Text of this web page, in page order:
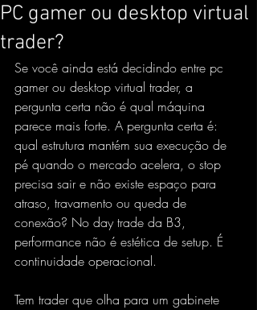
PC gamer ou desktop virtual
trader?
Se você ainda está decidindo entre pc
gamer ou desktop virtual trader, a
pergunta certa não é qual máquina
parece mais forte. A pergunta certa é:
qual estrutura mantém sua execução de
pé quando o mercado acelera, o stop
precisa sair e não existe espaço para
atraso, travamento ou queda de
conexão? No day trade da B3,
performance não é estética de setup. É
continuidade operacional.
Tem trader que olha para um gabinete